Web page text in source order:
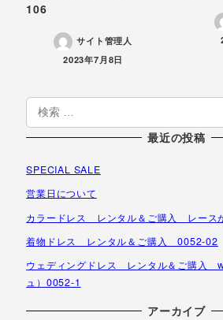
106
サイト管理人
投稿日
2023年7月8日
検
索
最近の投稿
SPECIAL SALE
営業日について
カラードレス レンタル＆ご購入 レース
着物ドレス レンタル＆ご購入 0052-02
ウェディングドレス レンタル＆ご購入
ュ）0052-1
アーカイブ